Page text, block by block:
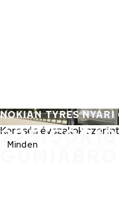
225/50R18
NOKIAN TYRES NYÁRI
Keresés évszakok
Minden